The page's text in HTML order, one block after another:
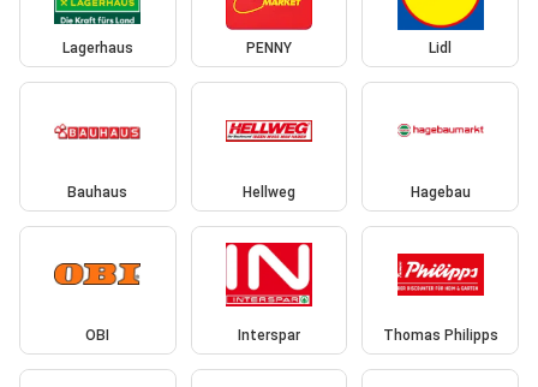
Lagerhaus PENNY Lidl
Bauhaus Hellweg Hagebau
OBI Interspar Thomas Philipps